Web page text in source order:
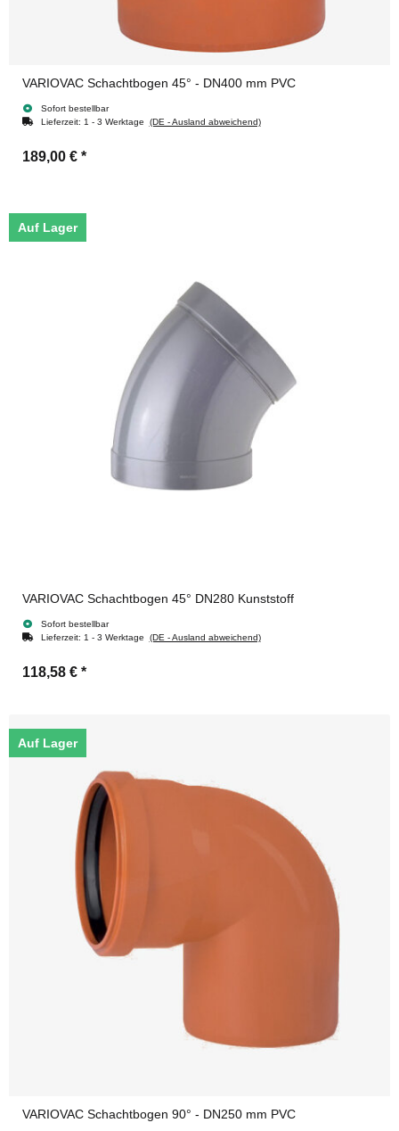
VARIOVAC Schachtbogen 45° - DN400 mm PVC
Sofort bestellbar
Lieferzeit: 1 - 3 Werktage (DE - Ausland abweichend)
189,00 € *
Auf Lager
VARIOVAC Schachtbogen 45° DN280 Kunststoff
Sofort bestellbar
Lieferzeit: 1 - 3 Werktage (DE - Ausland abweichend)
118,58 € *
Auf Lager
VARIOVAC Schachtbogen 90° - DN250 mm PVC